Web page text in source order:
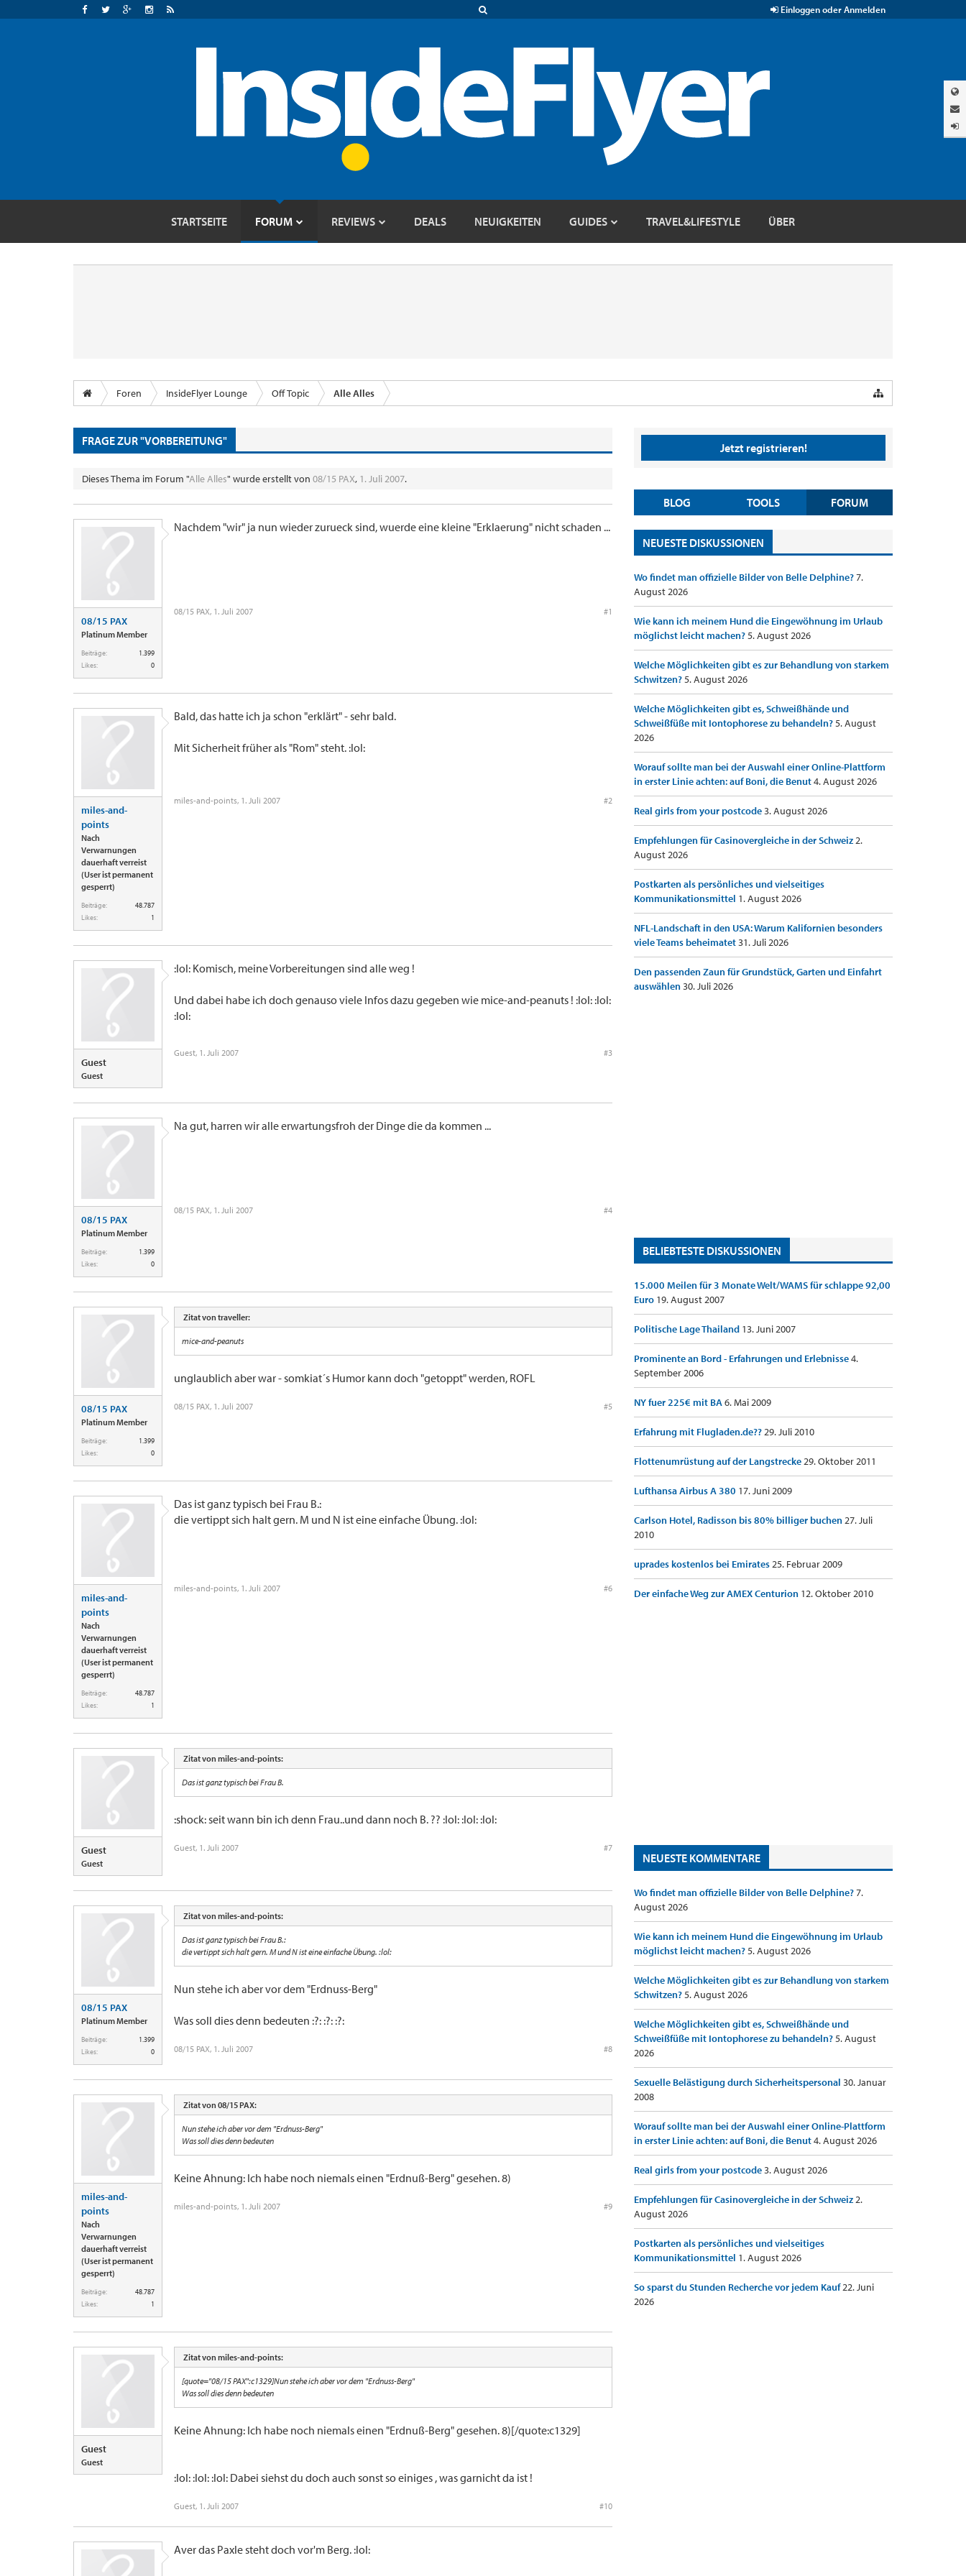
Einloggen oder Anmelden
STARTSEITE FORUM REVIEWS DEALS NEUIGKEITEN GUIDES TRAVEL&LIFESTYLE ÜBER
Foren InsideFlyer Lounge Off Topic Alle Alles
FRAGE ZUR "VORBEREITUNG"
Dieses Thema im Forum "Alle Alles" wurde erstellt von 08/15 PAX, 1. Juli 2007.
08/15 PAX
Platinum Member
Beiträge:
1.399
Likes:
0
Nachdem "wir" ja nun wieder zurueck sind, wuerde eine kleine "Erklaerung" nicht schaden ...
08/15 PAX, 1. Juli 2007 #1
miles-and-
points
Nach
Verwarnungen
dauerhaft verreist
(User ist permanent
gesperrt)
Beiträge:
48.787
Likes:
1
Bald, das hatte ich ja schon "erklärt" - sehr bald.
Mit Sicherheit früher als "Rom" steht. :lol:
miles-and-points, 1. Juli 2007 #2
Guest
Guest
:lol: Komisch, meine Vorbereitungen sind alle weg !
Und dabei habe ich doch genauso viele Infos dazu gegeben wie mice-and-peanuts ! :lol: :lol:
:lol:
Guest, 1. Juli 2007 #3
08/15 PAX
Platinum Member
Beiträge:
1.399
Likes:
0
Na gut, harren wir alle erwartungsfroh der Dinge die da kommen ...
08/15 PAX, 1. Juli 2007 #4
08/15 PAX
Platinum Member
Beiträge:
1.399
Likes:
0
Zitat von traveller:
mice-and-peanuts
unglaublich aber war - somkiat´s Humor kann doch "getoppt" werden, ROFL
08/15 PAX, 1. Juli 2007 #5
miles-and-
points
Nach
Verwarnungen
dauerhaft verreist
(User ist permanent
gesperrt)
Beiträge:
48.787
Likes:
1
Das ist ganz typisch bei Frau B.:
die vertippt sich halt gern. M und N ist eine einfache Übung. :lol:
miles-and-points, 1. Juli 2007 #6
Guest
Guest
Zitat von miles-and-points:
Das ist ganz typisch bei Frau B.
:shock: seit wann bin ich denn Frau..und dann noch B. ?? :lol: :lol: :lol:
Guest, 1. Juli 2007 #7
08/15 PAX
Platinum Member
Beiträge:
1.399
Likes:
0
Zitat von miles-and-points:
Das ist ganz typisch bei Frau B.:
die vertippt sich halt gern. M und N ist eine einfache Übung. :lol:
Nun stehe ich aber vor dem "Erdnuss-Berg"
Was soll dies denn bedeuten :?: :?: :?:
08/15 PAX, 1. Juli 2007 #8
miles-and-
points
Nach
Verwarnungen
dauerhaft verreist
(User ist permanent
gesperrt)
Beiträge:
48.787
Likes:
1
Zitat von 08/15 PAX:
Nun stehe ich aber vor dem "Erdnuss-Berg"
Was soll dies denn bedeuten
Keine Ahnung: Ich habe noch niemals einen "Erdnuß-Berg" gesehen. 8)
miles-and-points, 1. Juli 2007 #9
Guest
Guest
Zitat von miles-and-points:
[quote="08/15 PAX":c1329]Nun stehe ich aber vor dem "Erdnuss-Berg"
Was soll dies denn bedeuten
Keine Ahnung: Ich habe noch niemals einen "Erdnuß-Berg" gesehen. 8)[/quote:c1329]
:lol: :lol: :lol: Dabei siehst du doch auch sonst so einiges , was garnicht da ist !
Guest, 1. Juli 2007 #10
Aver das Paxle steht doch vor'm Berg. :lol:
Jetzt registrieren!
BLOG TOOLS FORUM
NEUESTE DISKUSSIONEN
Wo findet man offizielle Bilder von Belle Delphine?7.
August 2026
Wie kann ich meinem Hund die Eingewöhnung im Urlaub
möglichst leicht machen?5. August 2026
Welche Möglichkeiten gibt es zur Behandlung von starkem
Schwitzen?5. August 2026
Welche Möglichkeiten gibt es, Schweißhände und
Schweißfüße mit Iontophorese zu behandeln?5. August
2026
Worauf sollte man bei der Auswahl einer Online-Plattform
in erster Linie achten: auf Boni, die Benut4. August 2026
Real girls from your postcode3. August 2026
Empfehlungen für Casinovergleiche in der Schweiz2.
August 2026
Postkarten als persönliches und vielseitiges
Kommunikationsmittel 1. August 2026
NFL-Landschaft in den USA: Warum Kalifornien besonders
viele Teams beheimatet31. Juli 2026
Den passenden Zaun für Grundstück, Garten und Einfahrt
auswählen30. Juli 2026
BELIEBTESTE DISKUSSIONEN
15.000 Meilen für 3 Monate Welt/WAMS für schlappe 92,00
Euro 19. August 2007
Politische Lage Thailand 13. Juni 2007
Prominente an Bord - Erfahrungen und Erlebnisse4.
September 2006
NY fuer 225€ mit BA6. Mai 2009
Erfahrung mit Flugladen.de??29. Juli 2010
Flottenumrüstung auf der Langstrecke29. Oktober 2011
Lufthansa Airbus A 380 17. Juni 2009
Carlson Hotel, Radisson bis 80% billiger buchen27. Juli
2010
uprades kostenlos bei Emirates25. Februar 2009
Der einfache Weg zur AMEX Centurion 12. Oktober 2010
NEUESTE KOMMENTARE
Wo findet man offizielle Bilder von Belle Delphine?7.
August 2026
Wie kann ich meinem Hund die Eingewöhnung im Urlaub
möglichst leicht machen?5. August 2026
Welche Möglichkeiten gibt es zur Behandlung von starkem
Schwitzen?5. August 2026
Welche Möglichkeiten gibt es, Schweißhände und
Schweißfüße mit Iontophorese zu behandeln?5. August
2026
Sexuelle Belästigung durch Sicherheitspersonal 30. Januar
2008
Worauf sollte man bei der Auswahl einer Online-Plattform
in erster Linie achten: auf Boni, die Benut4. August 2026
Real girls from your postcode3. August 2026
Empfehlungen für Casinovergleiche in der Schweiz2.
August 2026
Postkarten als persönliches und vielseitiges
Kommunikationsmittel 1. August 2026
So sparst du Stunden Recherche vor jedem Kauf22. Juni
2026